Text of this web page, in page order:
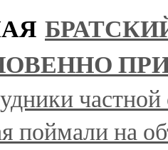
поймали на